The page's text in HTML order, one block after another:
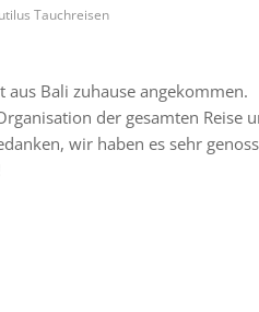
Tauchreisen
Bali zuhause angekommen.
der gesamten Reise
wir haben es sehr